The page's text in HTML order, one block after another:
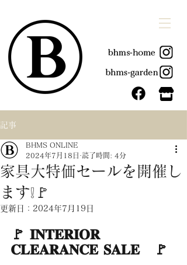
記事
家具大特価セールを開催し
ます❕🚩
BHMS ONLINE
2024年7月18日
読了時間: 4分
更新日： 2024年7月19日
🚩 𝐈𝐍𝐓𝐄𝐑𝐈𝐎𝐑
𝐂𝐋𝐄𝐀𝐑𝐀𝐍𝐂𝐄 𝐒𝐀𝐋𝐄　🚩